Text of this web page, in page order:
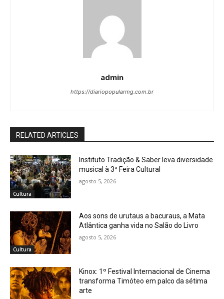
admin
https://diariopopularmg.com.br
RELATED ARTICLES
Cultura
Instituto Tradição & Saber leva diversidade
musical à 3ª Feira Cultural
agosto 5, 2026
Cultura
Aos sons de urutaus a bacuraus, a Mata
Atlântica ganha vida no Salão do Livro
agosto 5, 2026
Kinox: 1º Festival Internacional de Cinema
transforma Timóteo em palco da sétima
arte